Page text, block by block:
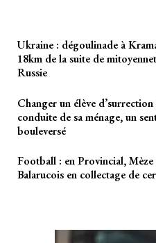
Ukraine : dégoulinade à
18km de la suite de
Russie
Changer un élève
conduite de sa ménage, un
bouleversé
Football : en Provincial, Mèze
Balarucois en collectage de